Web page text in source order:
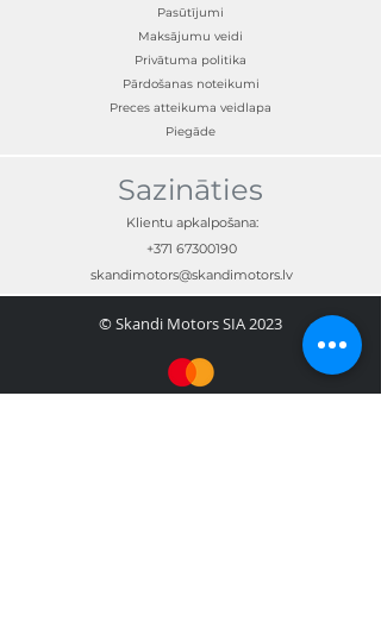
Pasūtījumi
Maksājumu veidi
Privātuma politika
Pārdošanas noteikumi
Preces atteikuma veidlapa
Piegāde
Sazināties
Klientu apkalpošana:
+371 67300190
skandimotors@skandimotors.lv
© Skandi Motors SIA 2023